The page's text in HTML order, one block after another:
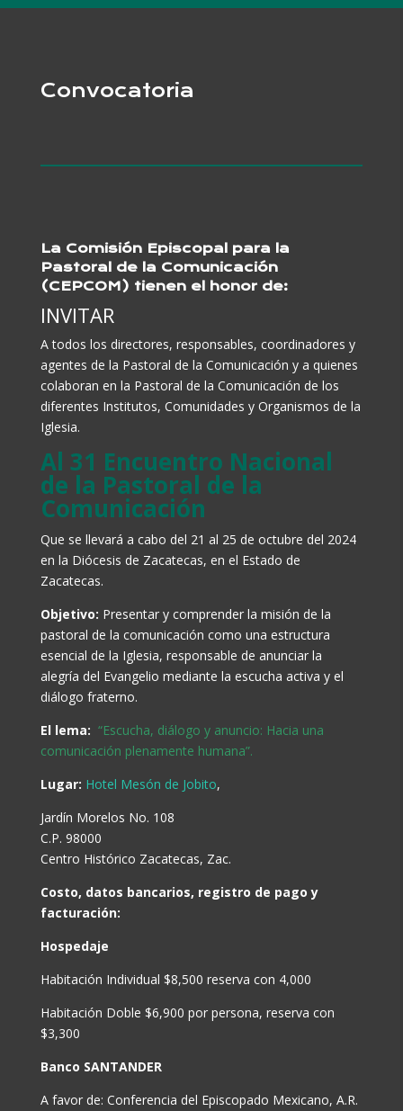
Convocatoria
La Comisión Episcopal para la
Pastoral de la Comunicación
(CEPCOM) tienen el honor de:
INVITAR
A todos los directores, responsables, coordinadores y
agentes de la Pastoral de la Comunicación y a quienes
colaboran en la Pastoral de la Comunicación de los
diferentes Institutos, Comunidades y Organismos de la
Iglesia.
Al 31 Encuentro Nacional
de la Pastoral de la
Comunicación
Que se llevará a cabo del 21 al 25 de octubre del 2024
en la Diócesis de Zacatecas, en el Estado de
Zacatecas.
Objetivo: Presentar y comprender la misión de la
pastoral de la comunicación como una estructura
esencial de la Iglesia, responsable de anunciar la
alegría del Evangelio mediante la escucha activa y el
diálogo fraterno.
El lema: “Escucha, diálogo y anuncio: Hacia una
comunicación plenamente humana”.
Lugar: Hotel Mesón de Jobito,
Jardín Morelos No. 108
C.P. 98000
Centro Histórico Zacatecas, Zac.
Costo, datos bancarios, registro de pago y
facturación:
Hospedaje
Habitación Individual $8,500 reserva con 4,000
Habitación Doble $6,900 por persona, reserva con
$3,300
Banco SANTANDER
A favor de: Conferencia del Episcopado Mexicano, A.R.